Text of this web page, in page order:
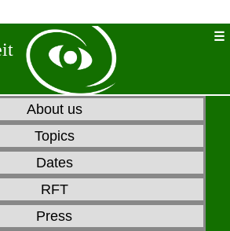
About us
Topics
Dates
RFT
Press